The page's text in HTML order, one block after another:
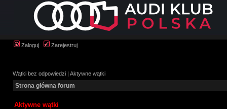
Zaloguj Zarejestruj
Wątki bez odpowiedzi | Aktywne wątki
Strona główna forum
Aktywne wątki